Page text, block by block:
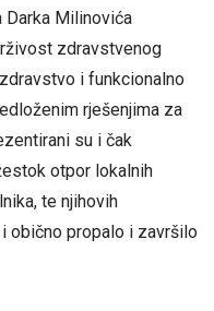
Darka Milinovića
zdravstvenog
i funkcionalno
rješenjima za
su i čak
otpor lokalnih
te njihovih
obično propalo i završilo